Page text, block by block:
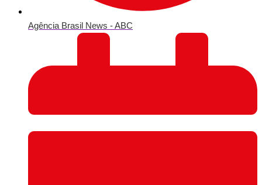
Agência Brasil News - ABC